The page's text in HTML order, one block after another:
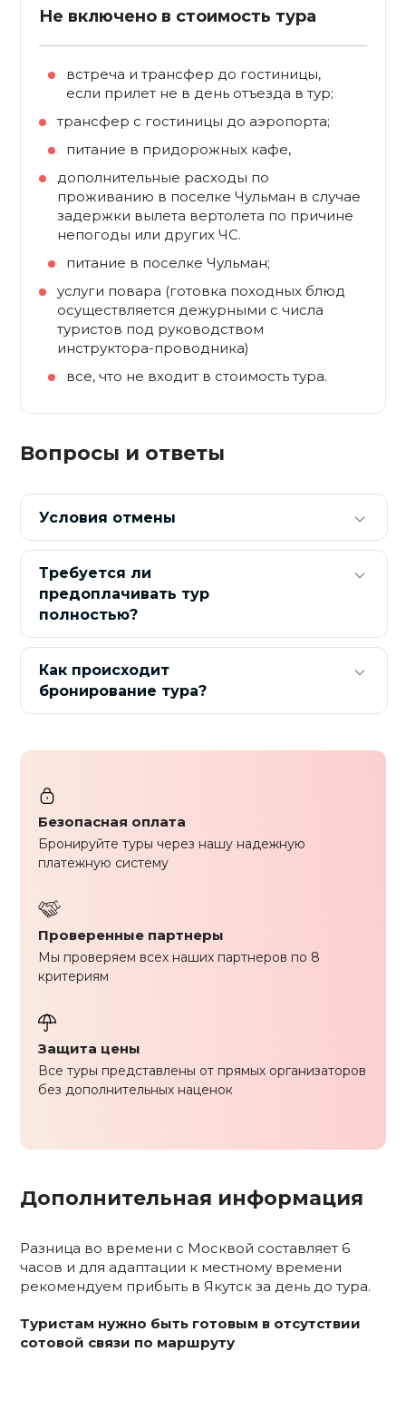
Не включено в стоимость тура
встреча и трансфер до гостиницы,
если прилет не в день отъезда в тур;
трансфер с гостиницы до аэропорта;
питание в придорожных кафе,
дополнительные расходы по
проживанию в поселке Чульман в случае
задержки вылета вертолета по причине
непогоды или других ЧС.
питание в поселке Чульман;
услуги повара (готовка походных блюд
осуществляется дежурными с числа
туристов под руководством
инструктора-проводника)
все, что не входит в стоимость тура.
Вопросы и ответы
Условия отмены
Требуется ли
предоплачивать тур
полностью?
Как происходит
бронирование тура?
Безопасная оплата
Бронируйте туры через нашу надежную
платежную систему
Проверенные партнеры
Мы проверяем всех наших партнеров по 8
критериям
Защита цены
Все туры представлены от прямых организаторов
без дополнительных наценок
Дополнительная информация
Разница во времени с Москвой составляет 6
часов и для адаптации к местному времени
рекомендуем прибыть в Якутск за день до тура.
Туристам нужно быть готовым в отсутствии
сотовой связи по маршруту